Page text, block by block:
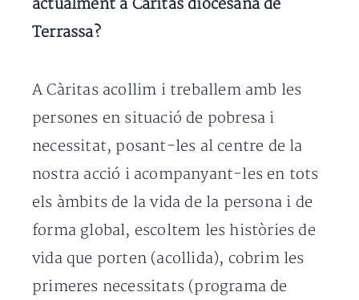
actualment a Càritas diocesana de
Terrassa?
A Càritas acollim i treballem amb les
persones en situació de pobresa i
necessitat, posant-les al centre de la
nostra acció i acompanyant-les en tots
els àmbits de la vida de la persona i de
forma global, escoltem les històries de
vida que porten (acollida), cobrim les
primeres necessitats (programa de